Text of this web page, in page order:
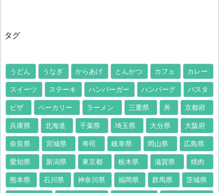
タグ
うどん うなぎ からあげ とんかつ カフェ カレー
スイーツ ステーキ ハンバーガー ハンバーグ パスタ
ピザ ベーカリー ラーメン 三重県 丼 京都府
兵庫県 北海道 千葉県 埼玉県 大分県 大阪府
奈良県 宮城県 寿司 岐阜県 岡山県 広島県
愛知県 新潟県 東京都 栃木県 滋賀県 焼肉
熊本県 石川県 神奈川県 福岡県 群馬県 茨城県